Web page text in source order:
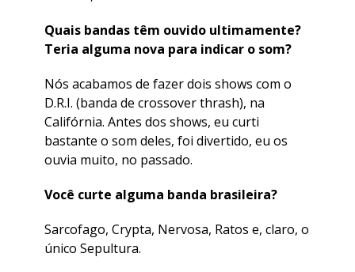
Quais bandas têm ouvido ultimamente?
Teria alguma nova para indicar o som?
Nós acabamos de fazer dois shows com o
D.R.I. (banda de crossover thrash), na
Califórnia. Antes dos shows, eu curti
bastante o som deles, foi divertido, eu os
ouvia muito, no passado.
Você curte alguma banda brasileira?
Sarcofago, Crypta, Nervosa, Ratos e, claro, o
único Sepultura.